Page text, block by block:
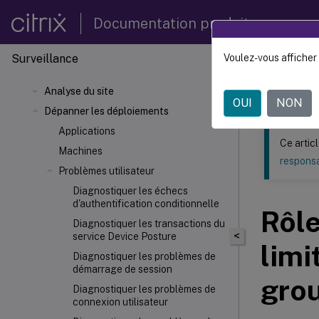
Documentation produit
Surveillance
Analyse du site
Dépanner les déploiements
Applications
Machines
Problèmes utilisateur
Diagnostiquer les échecs
d'authentification conditionnelle
Diagnostiquer les transactions du
service Device Posture
Diagnostiquer les problèmes de
démarrage de session
Diagnostiquer les problèmes de
connexion utilisateur
Ce contenu a
Citrix
<
Ce
Voulez-vous
OUI NON